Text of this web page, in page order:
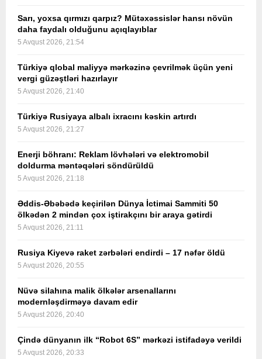
Sarı, yoxsa qırmızı qarpız? Mütəxəssislər hansı növün
daha faydalı olduğunu açıqlayıblar
5 Avqust 2026, 21:54
Türkiyə qlobal maliyyə mərkəzinə çevrilmək üçün yeni
vergi güzəştləri hazırlayır
5 Avqust 2026, 21:40
Türkiyə Rusiyaya albalı ixracını kəskin artırdı
5 Avqust 2026, 21:27
Enerji böhranı: Reklam lövhələri və elektromobil
doldurma məntəqələri söndürüldü
5 Avqust 2026, 21:18
Əddis-Əbəbədə keçirilən Dünya İctimai Sammiti 50
ölkədən 2 mindən çox iştirakçını bir araya gətirdi
5 Avqust 2026, 21:11
Rusiya Kiyevə raket zərbələri endirdi – 17 nəfər öldü
5 Avqust 2026, 20:55
Nüvə silahına malik ölkələr arsenallarını
modernləşdirməyə davam edir
5 Avqust 2026, 20:40
Çində dünyanın ilk “Robot 6S” mərkəzi istifadəyə verildi
5 Avqust 2026, 20:33